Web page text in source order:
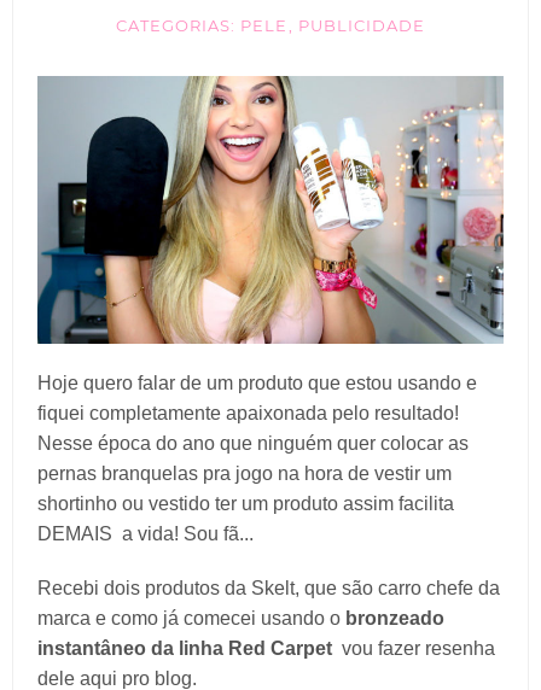
MAQUIAGEMCATEGORIAS: PELE , PUBLICIDADE
Hoje quero falar de um produto que estou usando e
fiquei completamente apaixonada pelo resultado!
Nesse época do ano que ninguém quer colocar as
pernas branquelas pra jogo na hora de vestir um
shortinho ou vestido ter um produto assim facilita
DEMAIS a vida! Sou fã...
Recebi dois produtos da Skelt, que são carro chefe da
marca e como já comecei usando o bronzeado
instantâneo da linha Red Carpet vou fazer resenha
dele aqui pro blog.